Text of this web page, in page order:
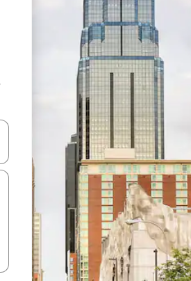
नेविगेट करें या टच या फिर स्वाइप जेस्चर का